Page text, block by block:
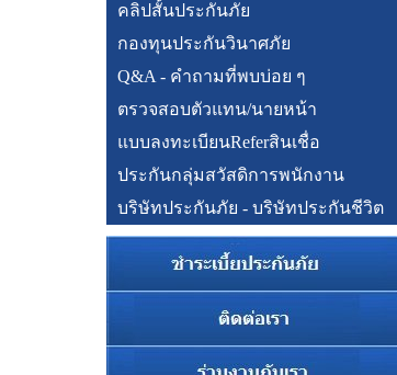
คลิปสั้นประกันภัย
กองทุนประกันวินาศภัย
Q&A - คำถามที่พบบ่อย ๆ
ตรวจสอบตัวแทน/นายหน้า
แบบลงทะเบียนReferสินเชื่อ
ประกันกลุ่มสวัสดิการพนักงาน
บริษัทประกันภัย - บริษัทประกันชีวิต